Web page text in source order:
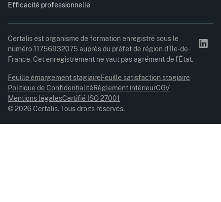
Efficacité professionnelle
Certalis est organisme de formation enregistré sous le
numéro 11756932075 auprès du préfet de région d’Île-de-
France. Cet enregistrement ne vaut pas agrément de l’État.
© 2026 Certalis. Tous droits réservés.
Feuille émargement stagiaireFeuille satisfaction stagiaire
Politique de ConfidentialitéRèglement intérieurCGV
Mentions légalesCertifié ISO 27001